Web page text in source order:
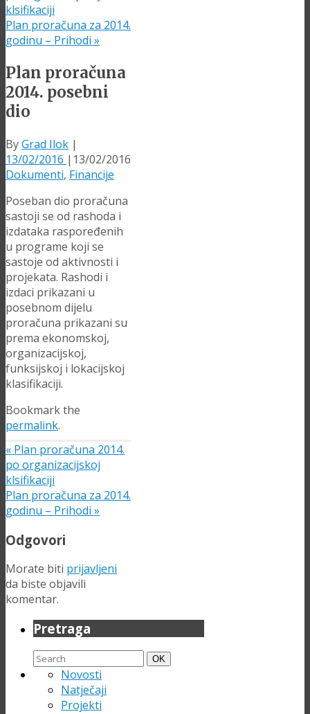
klsifikaciji
Plan proračuna za 2014.
godinu – Prihodi »
Plan proračuna
2014. posebni
dio
ByGrad Ilok |
13/02/2016 | 13/02/2016
Dokumenti, Financije
Poseban dio proračuna
sastoji se od rashoda i
izdataka raspoređenih
u programe koji se
sastoje od aktivnosti i
projekata. Rashodi i
izdaci prikazani u
posebnom dijelu
proračuna prikazani su
prema ekonomskoj,
organizacijskoj,
funksijskoj i lokacijskoj
klasifikaciji.
Bookmark the
permalink.
« Plan proračuna 2014.
po organizacijskoj
klsifikaciji
Plan proračuna za 2014.
godinu – Prihodi »
Odgovori
Morate biti prijavljeni
da biste objavili
komentar.
Pretraga
Search
for:
Search
OK
Novosti
Natječaji
Projekti